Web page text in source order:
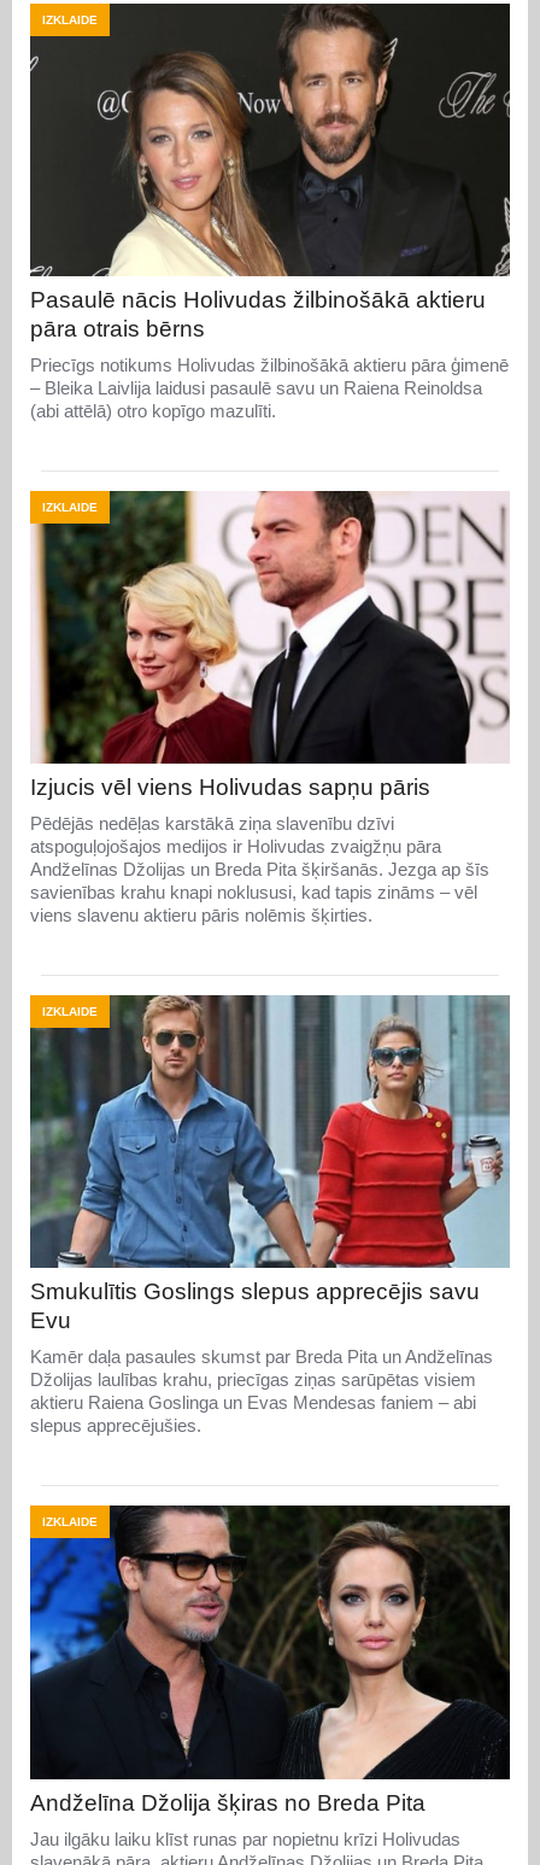
IZKLAIDE
Pasaulē nācis Holivudas žilbinošākā aktieru
pāra otrais bērns
Priecīgs notikums Holivudas žilbinošākā aktieru pāra ģimenē
– Bleika Laivlija laidusi pasaulē savu un Raiena Reinoldsa
(abi attēlā) otro kopīgo mazulīti.
IZKLAIDE
Izjucis vēl viens Holivudas sapņu pāris
Pēdējās nedēļas karstākā ziņa slavenību dzīvi
atspoguļojošajos medijos ir Holivudas zvaigžņu pāra
Andželīnas Džolijas un Breda Pita šķiršanās. Jezga ap šīs
savienības krahu knapi noklususi, kad tapis zināms – vēl
viens slavenu aktieru pāris nolēmis šķirties.
IZKLAIDE
Smukulītis Goslings slepus apprecējis savu
Evu
Kamēr daļa pasaules skumst par Breda Pita un Andželīnas
Džolijas laulības krahu, priecīgas ziņas sarūpētas visiem
aktieru Raiena Goslinga un Evas Mendesas faniem – abi
slepus apprecējušies.
IZKLAIDE
Andželīna Džolija šķiras no Breda Pita
Jau ilgāku laiku klīst runas par nopietnu krīzi Holivudas